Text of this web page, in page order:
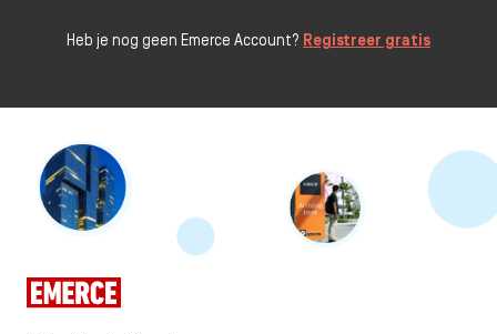
Heb je nog geen Emerce Account? Registreer gratis